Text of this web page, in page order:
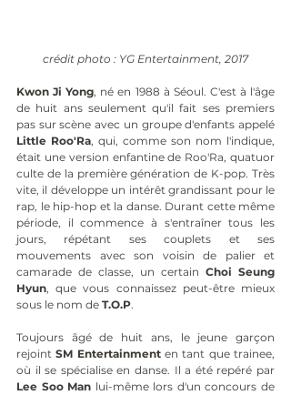
crédit photo : YG Entertainment, 2017
Kwon Ji Yong, né en 1988 à Séoul. C'est à l'âge
de huit ans seulement qu'il fait ses premiers
Little Roo'Ra, qui, comme son nom l'indique,
était une version enfantine de Roo'Ra, quatuor
culte de la première génération de K-pop. Très
vite, il développe un intérêt grandissant pour le
rap, le hip-hop et la danse. Durant cette même
période, il commence à s'entraîner tous les
jours, répétant ses couplets et ses
mouvements avec son voisin de palier et
camarade de classe, un certain Choi Seung
Hyun, que vous connaissez peut-être mieux
sous le nom de T.O.P.
Toujours âgé de huit ans, le jeune garçon
rejoint SM Entertainment en tant que trainee,
Lee Soo Man lui-même lors d'un concours de